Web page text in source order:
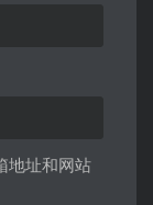
地址和网站